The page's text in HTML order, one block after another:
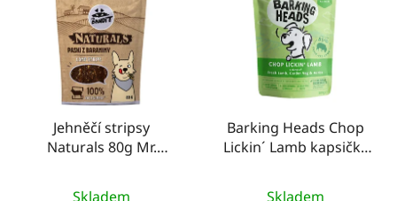
Jehněčí stripsy
Naturals 80g Mr.
Skladem
Barking Heads Chop
Lickin´ Lamb kapsička
Skladem